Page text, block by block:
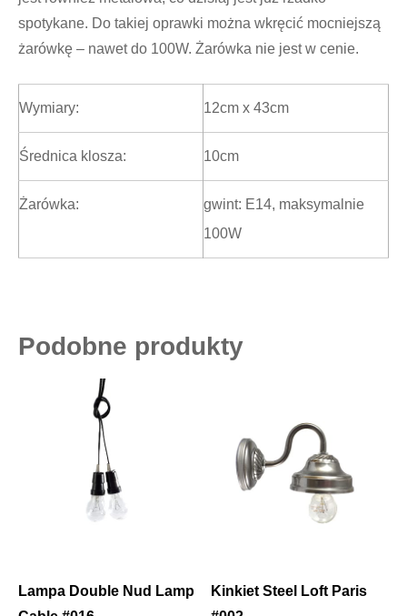
spotykane. Do takiej oprawki można wkręcić mocniejszą
żarówkę – nawet do 100W. Żarówka nie jest w cenie.
Wymiary: 12cm x 43cm
Średnica klosza: 10cm
Żarówka:
gwint: E14, maksymalnie
100W
Podobne produkty
Lampa Double Nud Lamp
Kinkiet Steel Loft Paris